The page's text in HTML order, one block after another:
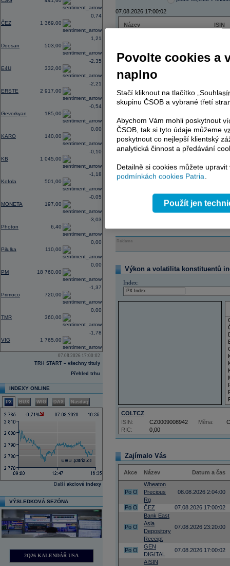
ČEZ 1 369,00
0,74
Doosan 503,00
1,21
E4U 332,00
-2,35
ERSTE 2 917,00
-2,21
Gevorkyan 185,00
-0,54
KARO 140,00
0,00
KB 1 045,00
-0,10
Kofola 501,00
-1,18
MONETA 197,00
-0,05
Photon 6,40
-3,03
Pilulka 110,00
0,00
PM 18 760,00
0,00
Primoco 720,00
-1,37
TMR 360,00
0,00
VIG 1 765,00
-1,78
07.08.2026 17:00:02
TRH START – všechny tituly
Přehled trhu
INDEXY ONLINE
PX BUX WIG DAX Nasdaq
Další akciové indexy
VÝSLEDKOVÁ SEZÓNA
2Q26 KALENDÁŘ USA
07.08.2026 17:00:02
Název
ISIN
ERSTE BANK
TMR
AD index - vývoj
Region
Reklama
Výkon a volatilita konstituentů
Index:
COLTCZ
RIC: 0,00
ISIN: CZ0009008942 Měna:
Zajímalo Vás
Akce Název Datum a čas
Po O
Wheaton
Precious
Rg
08.08.2026 2:04:00
Po O ČEZ 07.08.2026 17:00:02
Po O
Bank East
Asia
Depository
Receipt
07.08.2026 23:20:00
Po O
GEN
DIGITAL
07.08.2026 17:00:02
AISIN
Povolte cookies a
naplno
Stačí kliknout na tlačítko
skupinu ČSOB a vybrané třetí
Abychom Vám mohli poskytnout
ČSOB, tak si tyto údaje můžeme
poskytnout co nejlepší klientský
analytická činnost a předávání
Detailně si cookies můžete
podmínkách cookies Patria.
Použít jen